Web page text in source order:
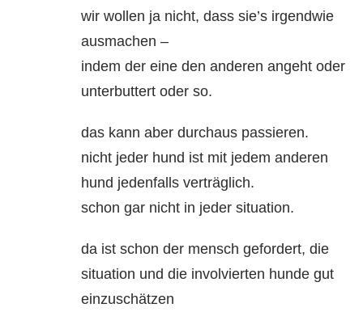
wir wollen ja nicht, dass sie’s irgendwie
ausmachen –
indem der eine den anderen angeht oder
unterbuttert oder so.
das kann aber durchaus passieren.
nicht jeder hund ist mit jedem anderen
hund jedenfalls verträglich.
schon gar nicht in jeder situation.
da ist schon der mensch gefordert, die
situation und die involvierten hunde gut
einzuschätzen